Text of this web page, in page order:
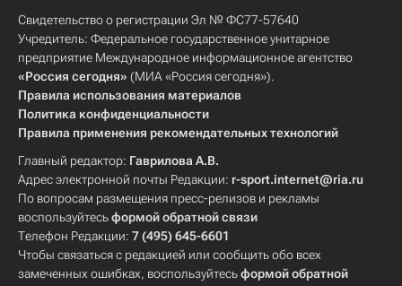
Свидетельство о регистрации Эл № ФС77-57640
Учредитель: Федеральное государственное унитарное
предприятие Международное информационное агентство
«Россия сегодня» (МИА «Россия сегодня»).
Правила использования материалов
Политика конфиденциальности
Правила применения рекомендательных технологий
Главный редактор: Гаврилова А.В.
Адрес электронной почты Редакции: r-sport.internet@ria.ru
По вопросам размещения пресс-релизов и рекламы
воспользуйтесьформой обратной связи
Телефон Редакции: 7 (495) 645-6601
Чтобы связаться с редакцией или сообщить обо всех
замеченных ошибках, воспользуйтесьформой обратной